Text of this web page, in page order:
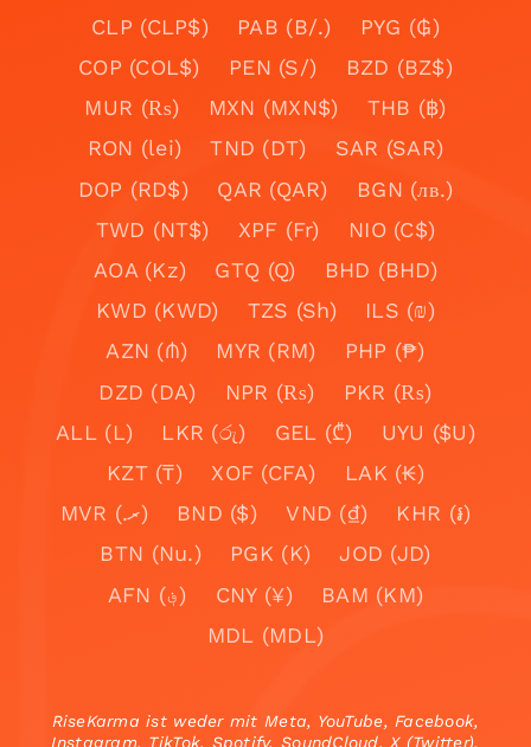
CLP (CLP$)
PAB (B/.)
PYG (₲)
COP (COL$)
PEN (S/)
BZD (BZ$)
MUR (₨)
MXN (MXN$)
THB (฿)
RON (lei)
TND (DT)
SAR (SAR)
DOP (RD$)
QAR (QAR)
BGN (лв.)
TWD (NT$)
XPF (Fr)
NIO (C$)
AOA (Kz)
GTQ (Q)
BHD (BHD)
KWD (KWD)
TZS (Sh)
ILS (₪)
AZN (₼)
MYR (RM)
PHP (₱)
DZD (DA)
NPR (₨)
PKR (₨)
ALL (L)
LKR (රු) GEL (₾)
UYU ($U)
KZT (₸)
XOF (CFA)
LAK (₭)
MVR (.ރ)
BND ($) VND (₫)
KHR (៛)
BTN (Nu.)
PGK (K)
JOD (JD)
AFN (؋)
CNY (¥)
BAM (KM)
MDL (MDL)
RiseKarma ist weder mit Meta, YouTube, Facebook,
Instagram, TikTok, Spotify, SoundCloud, X (Twitter),